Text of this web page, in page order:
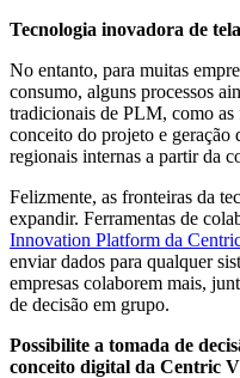
Tecnologia inovadora de
No entanto, para muitas
consumo, alguns processos
tradicionais de PLM, como as
conceito do projeto e geração
regionais internas a partir da
Felizmente, as fronteiras da
expandir. Ferramentas de
Innovation Platform da
enviar dados para qualquer
empresas colaborem mais,
de decisão em grupo.
Possibilite a tomada de
conceito digital da Centric